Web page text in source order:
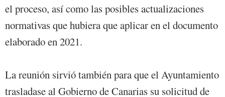
el proceso, así como las posibles actualizaciones
normativas que hubiera que aplicar en el documento
elaborado en 2021.
La reunión sirvió también para que el Ayuntamiento
trasladase al Gobierno de Canarias su solicitud de